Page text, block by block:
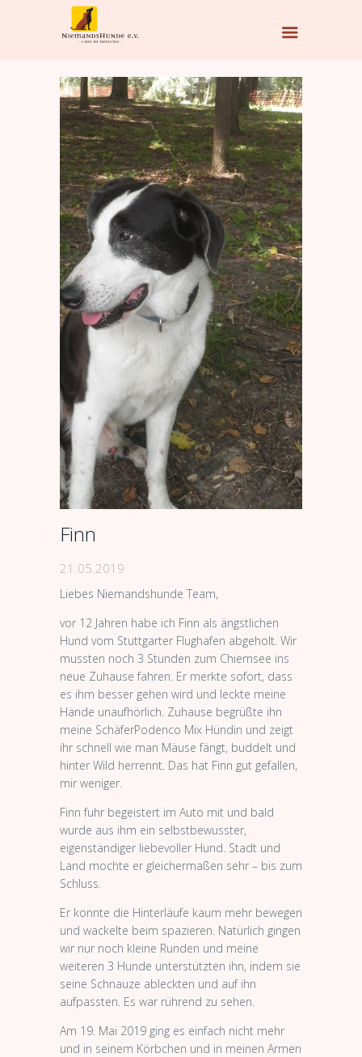
Finn
21.05.2019
Liebes Niemandshunde Team,
vor 12 Jahren habe ich Finn als ängstlichen
Hund vom Stuttgarter Flughafen abgeholt. Wir
mussten noch 3 Stunden zum Chiemsee ins
neue Zuhause fahren. Er merkte sofort, dass
es ihm besser gehen wird und leckte meine
Hände unaufhörlich. Zuhause begrüßte ihn
meine SchäferPodenco Mix Hündin und zeigt
ihr schnell wie man Mäuse fängt, buddelt und
hinter Wild herrennt. Das hat Finn gut gefallen,
mir weniger.
Finn fuhr begeistert im Auto mit und bald
wurde aus ihm ein selbstbewusster,
eigenständiger liebevoller Hund. Stadt und
Land mochte er gleichermaßen sehr – bis zum
Schluss.
Er konnte die Hinterläufe kaum mehr bewegen
und wackelte beim spazieren. Natürlich gingen
wir nur noch kleine Runden und meine
weiteren 3 Hunde unterstützten ihn, indem sie
seine Schnauze ableckten und auf ihn
aufpassten. Es war rührend zu sehen.
Am 19. Mai 2019 ging es einfach nicht mehr
und in seinem Körbchen und in meinen Armen